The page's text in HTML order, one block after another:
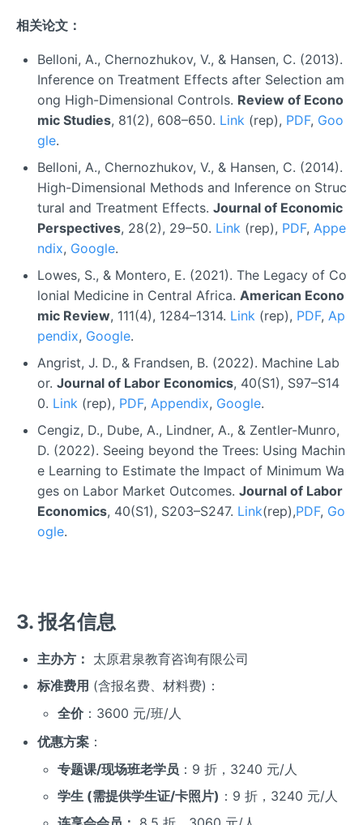
相关论文：
Belloni, A., Chernozhukov, V., & Hansen, C. (2013).
Inference on Treatment Effects after Selection am
ong High-Dimensional Controls. Review of Econo
mic Studies, 81(2), 608–650. Link(rep), PDF, Goo
gle.
Belloni, A., Chernozhukov, V., & Hansen, C. (2014).
High-Dimensional Methods and Inference on Struc
tural and Treatment Effects. Journal of Economic
Perspectives, 28(2), 29–50. Link(rep), PDF, Appe
ndix, Google.
Lowes, S., & Montero, E. (2021). The Legacy of Co
lonial Medicine in Central Africa. American Econo
mic Review, 111(4), 1284–1314. Link(rep), PDF, Ap
pendix, Google.
Angrist, J. D., & Frandsen, B. (2022). Machine Lab
or. Journal of Labor Economics, 40(S1), S97–S14
0. Link(rep), PDF, Appendix, Google.
Cengiz, D., Dube, A., Lindner, A., & Zentler-Munro,
D. (2022). Seeing beyond the Trees: Using Machin
e Learning to Estimate the Impact of Minimum Wa
ges on Labor Market Outcomes. Journal of Labor
Economics, 40(S1), S203–S247. Link(rep),PDF, Go
ogle.
3. 报名信息
主办方： 太原君泉教育咨询有限公司
标准费用 (含报名费、材料费)：
全价：3600 元/班/人
优惠方案：
专题课/现场班老学员 ：9 折，3240 元/人
学生 (需提供学生证/卡照片) ：9 折，3240 元/人